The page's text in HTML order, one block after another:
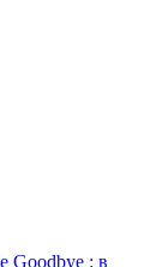
Goodbye : в